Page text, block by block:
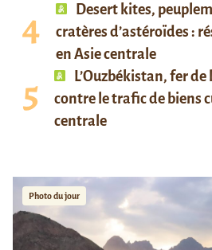
Desert kites,
cratères d’astéroïdes :
en Asie centrale
L’Ouzbékistan, fer
contre le trafic de biens
centrale
Photo du jour